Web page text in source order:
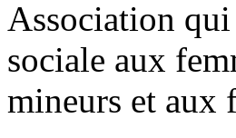
Association
sociale aux
mineurs et aux